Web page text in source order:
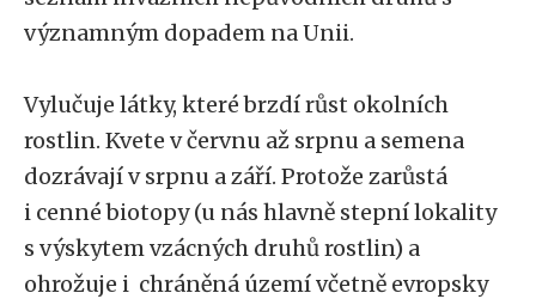
významným dopadem na Unii.
Vylučuje látky, které brzdí růst okolních
rostlin. Kvete v červnu až srpnu a semena
dozrávají v srpnu a září. Protože zarůstá
i cenné biotopy (u nás hlavně stepní lokality
s výskytem vzácných druhů rostlin) a
ohrožuje i chráněná území včetně evropsky